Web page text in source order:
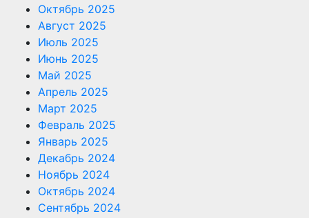
Октябрь 2025
Август 2025
Июль 2025
Июнь 2025
Май 2025
Апрель 2025
Март 2025
Февраль 2025
Январь 2025
Декабрь 2024
Ноябрь 2024
Октябрь 2024
Сентябрь 2024